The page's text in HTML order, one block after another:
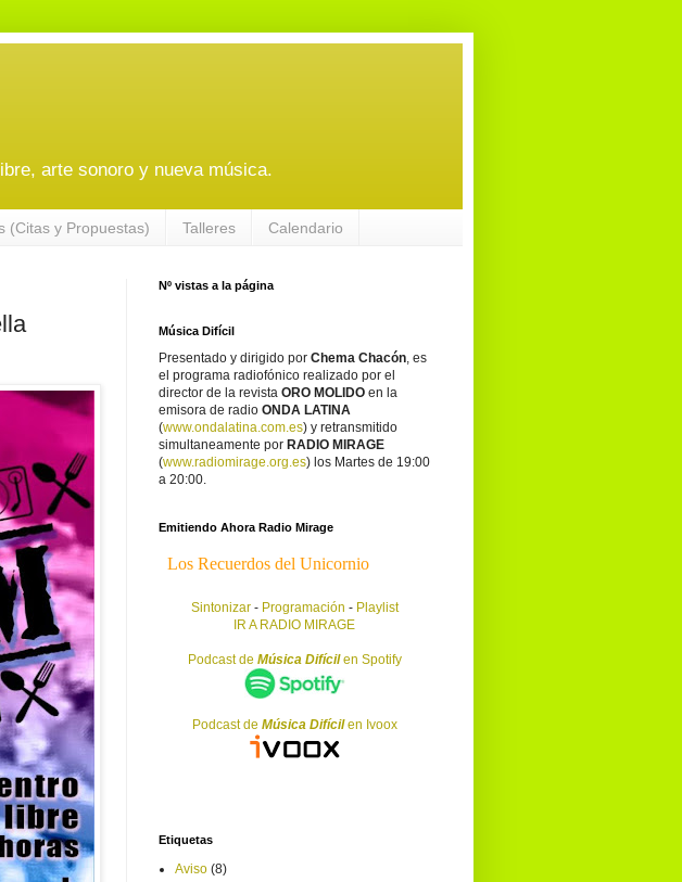
arte sonoro y nueva música.
(Citas y Propuestas) Talleres Calendario
Nº vistas a la página
Música Difícil
Presentado y dirigido por Chema Chacón, es
el programa radiofónico realizado por el
director de la revista ORO MOLIDO en la
emisora de radio ONDA LATINA
(www.ondalatina.com.es) y retransmitido
simultaneamente por RADIO MIRAGE
(www.radiomirage.org.es) los Martes de 19:00
a 20:00.
Emitiendo Ahora Radio Mirage
Sintonizar - Programación - Playlist
IR A RADIO MIRAGE
Podcast de Música Difícilen Spotify
Podcast de Música Difícilen Ivoox
Etiquetas
Aviso (8)